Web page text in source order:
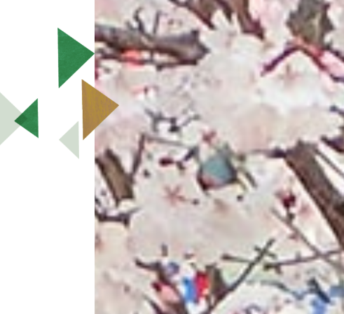
も園 たかがみねこども園